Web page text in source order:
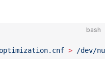
bash
> /dev/